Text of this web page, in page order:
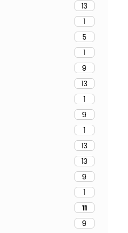
13
1
5
1
9
13
1
9
1
13
13
9
1
11
9